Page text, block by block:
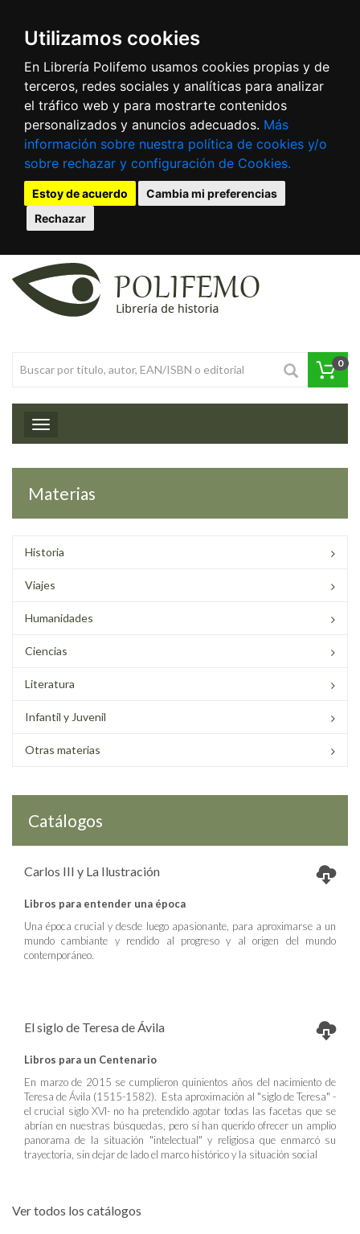
Utilizamos cookies
En Librería Polifemo usamos cookies propias y de
terceros, redes sociales y analíticas para analizar
el tráfico web y para mostrarte contenidos
personalizados y anuncios adecuados. Más
información sobre nuestra política de cookies y/o
sobre rechazar y configuración de Cookies.
Estoy de acuerdo
Cambia mi preferencias
Rechazar
0
Toggle navigation
Materias
Historia
Viajes
Humanidades
Ciencias
Literatura
Infantil y Juvenil
Otras materias
Catálogos
Carlos III y La Ilustración
Libros para entender una época
Una época crucial y desde luego apasionante, para aproximarse a un
mundo cambiante y rendido al progreso y al origen del mundo
contemporáneo.
El siglo de Teresa de Ávila
Libros para un Centenario
En marzo de 2015 se cumplieron quinientos años del nacimiento de
Teresa de Ávila (1515-1582). Esta aproximación al "siglo de Teresa" -
el crucial siglo XVI- no ha pretendido agotar todas las facetas que se
abrían en nuestras búsquedas, pero sí han querido ofrecer un amplio
panorama de la situación "intelectual" y religiosa que enmarcó su
trayectoria, sin dejar de lado el marco histórico y la situación social
Ver todos los catálogos